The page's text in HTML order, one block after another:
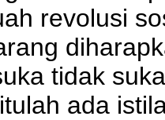
revolusi
tidak
ada